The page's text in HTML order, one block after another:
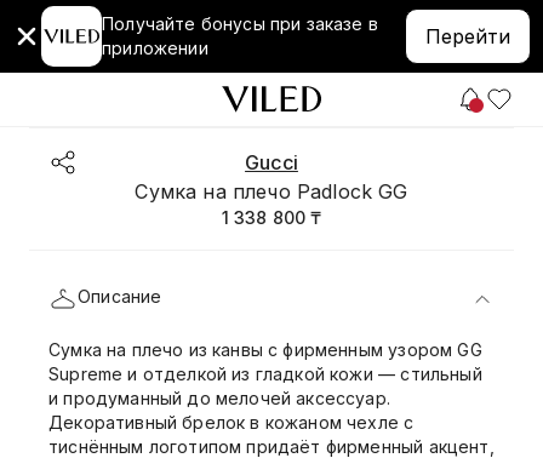
Получайте бонусы при заказе в
приложении
Перейти
Gucci
Сумка на плечо Padlock GG
1 338 800 ₸
Описание
Сумка на плечо из канвы с фирменным узором GG
Supreme и отделкой из гладкой кожи — стильный
и продуманный до мелочей аксессуар.
Декоративный брелок в кожаном чехле с
тиснённым логотипом придаёт фирменный акцент,